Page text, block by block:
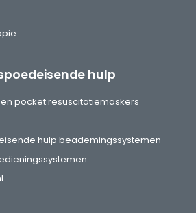
hulp
pocket resuscitatiemaskers
hulp beademingssystemen